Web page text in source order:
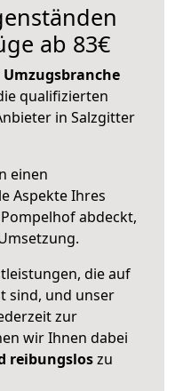
ab 83€
qualifizierten
in Salzgitter
einen
Aspekte Ihres
abdeckt,
die auf
sind, und unser
zur
wir Ihnen dabei
reibungsloszu